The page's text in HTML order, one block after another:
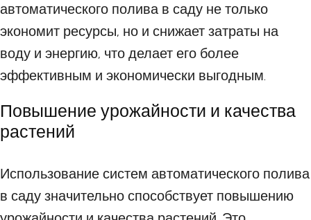
автоматического полива в саду не только
экономит ресурсы, но и снижает затраты на
воду и энергию, что делает его более
эффективным и экономически выгодным.
Повышение урожайности и качества
растений
Использование систем автоматического полива
в саду значительно способствует повышению